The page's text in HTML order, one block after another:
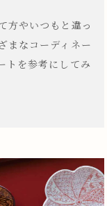
方やいつもと違っ
まなコーディネー
トを参考にしてみ